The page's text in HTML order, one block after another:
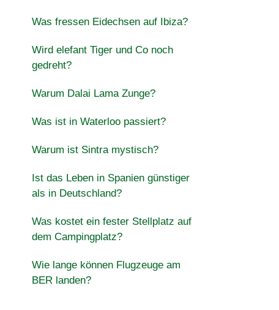
Was fressen Eidechsen auf Ibiza?
Wird elefant Tiger und Co noch
gedreht?
Warum Dalai Lama Zunge?
Was ist in Waterloo passiert?
Warum ist Sintra mystisch?
Ist das Leben in Spanien günstiger
als in Deutschland?
Was kostet ein fester Stellplatz auf
dem Campingplatz?
Wie lange können Flugzeuge am
BER landen?